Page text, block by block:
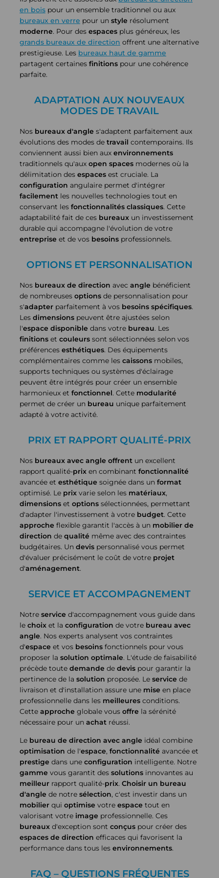
en bois pour un ensemble traditionnel ou aux
bureaux en verre pour un style résolument
moderne. Pour des espaces plus généreux, les
grands bureaux de direction offrent une alternative
prestigieuse. Les bureaux haut de gamme
partagent certaines finitions pour une cohérence
parfaite.
ADAPTATION AUX NOUVEAUX
MODES DE TRAVAIL
Nos bureaux d'angle s'adaptent parfaitement aux
évolutions des modes de travail contemporains. Ils
conviennent aussi bien aux environnements
traditionnels qu'aux open spaces modernes où la
délimitation des espaces est cruciale. La
configuration angulaire permet d'intégrer
facilement les nouvelles technologies tout en
conservant les fonctionnalités classiques. Cette
adaptabilité fait de ces bureaux un investissement
durable qui accompagne l'évolution de votre
entreprise et de vos besoins professionnels.
OPTIONS ET PERSONNALISATION
Nos bureaux de direction avec angle bénéficient
de nombreuses options de personnalisation pour
s'adapter parfaitement à vos besoins spécifiques.
Les dimensions peuvent être ajustées selon
l'espace disponible dans votre bureau. Les
finitions et couleurs sont sélectionnées selon vos
préférences esthétiques. Des équipements
complémentaires comme les caissons mobiles,
supports techniques ou systèmes d'éclairage
peuvent être intégrés pour créer un ensemble
harmonieux et fonctionnel. Cette modularité
permet de créer un bureau unique parfaitement
adapté à votre activité.
PRIX ET RAPPORT QUALITÉ-PRIX
Nos bureaux avec angle offrent un excellent
rapport qualité-prix en combinant fonctionnalité
avancée et esthétique soignée dans un format
optimisé. Le prix varie selon les matériaux,
dimensions et options sélectionnées, permettant
d'adapter l'investissement à votre budget. Cette
approche flexible garantit l'accès à un mobilier de
direction de qualité même avec des contraintes
budgétaires. Un devis personnalisé vous permet
d'évaluer précisément le coût de votre projet
d'aménagement.
SERVICE ET ACCOMPAGNEMENT
Notre service d'accompagnement vous guide dans
le choix et la configuration de votre bureau avec
angle. Nos experts analysent vos contraintes
d'espace et vos besoins fonctionnels pour vous
proposer la solution optimale. L'étude de faisabilité
précède toute demande de devis pour garantir la
pertinence de la solution proposée. Le service de
livraison et d'installation assure une mise en place
professionnelle dans les meilleures conditions.
Cette approche globale vous offre la sérénité
nécessaire pour un achat réussi.
Le bureau de direction avec angle idéal combine
optimisation de l'espace, fonctionnalité avancée et
prestige dans une configuration intelligente. Notre
gamme vous garantit des solutions innovantes au
meilleur rapport qualité-prix. Choisir un bureau
d'angle de notre sélection, c'est investir dans un
mobilier qui optimise votre espace tout en
valorisant votre image professionnelle. Ces
bureaux d'exception sont conçus pour créer des
espaces de direction efficaces qui favorisent la
performance dans tous les environnements.
FAQ – QUESTIONS FRÉQUENTES